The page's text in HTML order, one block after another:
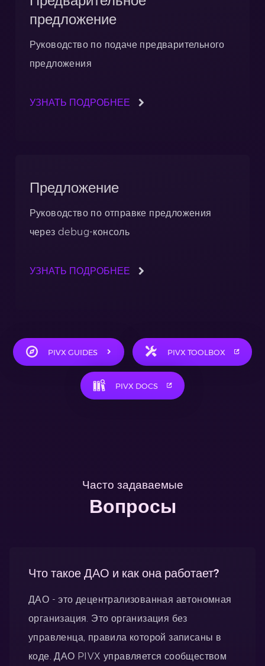
предложение
Руководство по подаче предварительного
предложения
УЗНАТЬ ПОДРОБНЕЕ
Предложение
Руководство по отправке предложения
через debug-консоль
УЗНАТЬ ПОДРОБНЕЕ
PIVX GUIDES PIVX TOOLBOX
PIVX DOCS
Часто задаваемые
Вопросы
Что такое ДАО и как она работает?
ДАО - это децентрализованная автономная
организация. Это организация без
управленца, правила которой записаны в
коде. ДАО PIVX управляется сообществом